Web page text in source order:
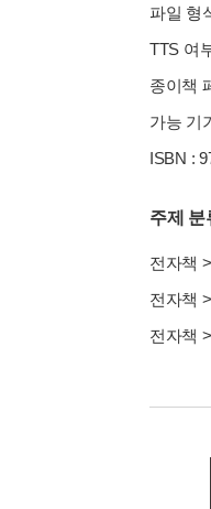
파일 형
TTS 여
종이책
가능 기
ISBN :
주제 분
전자책 >
전자책 >
전자책 >